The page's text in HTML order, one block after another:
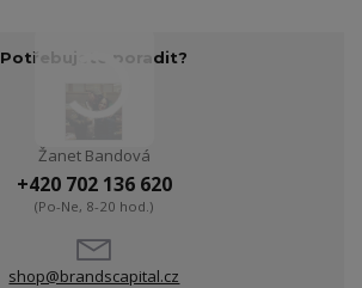
Potřebujete poradit?
Žanet Bandová
+420 702 136 620
(Po-Ne, 8-20 hod.)
shop@brandscapital.cz